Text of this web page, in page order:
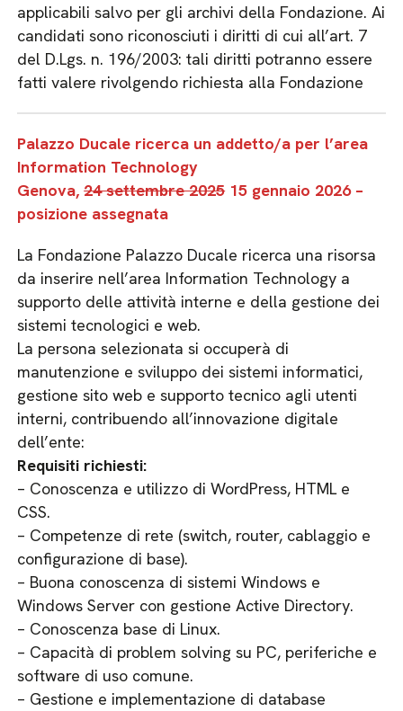
applicabili salvo per gli archivi della Fondazione. Ai
candidati sono riconosciuti i diritti di cui all’art. 7
del D.Lgs. n. 196/2003: tali diritti potranno essere
fatti valere rivolgendo richiesta alla Fondazione
Palazzo Ducale ricerca un addetto/a per l’area
Information Technology
Genova,24 settembre 2025 15 gennaio 2026 –
posizione assegnata
La Fondazione Palazzo Ducale ricerca una risorsa
da inserire nell’area Information Technology a
supporto delle attività interne e della gestione dei
sistemi tecnologici e web.
La persona selezionata si occuperà di
manutenzione e sviluppo dei sistemi informatici,
gestione sito web e supporto tecnico agli utenti
interni, contribuendo all’innovazione digitale
dell’ente:
Requisiti richiesti:
– Conoscenza e utilizzo di WordPress, HTML e
CSS.
– Competenze di rete (switch, router, cablaggio e
configurazione di base).
– Buona conoscenza di sistemi Windows e
Windows Server con gestione Active Directory.
– Conoscenza base di Linux.
– Capacità di problem solving su PC, periferiche e
software di uso comune.
– Gestione e implementazione di database